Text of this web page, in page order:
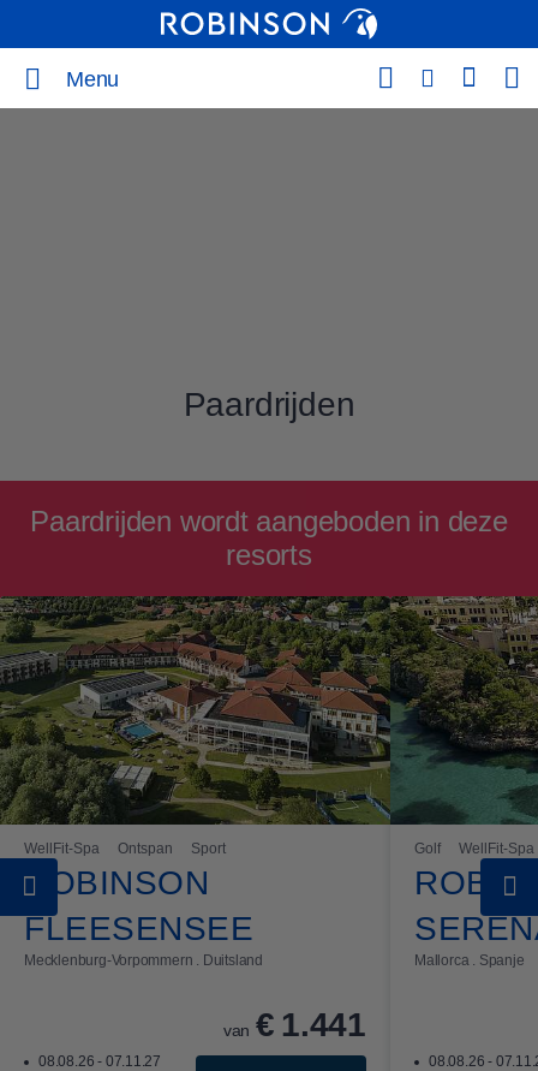
Menu
Paardrijden
Paardrijden wordt aangeboden in deze
resorts
WellFit-Spa Ontspan Sport
ROBINSON
FLEESENSEE
Mecklenburg-Vorpommern . Duitsland
08.08.26 - 07.11.27
van € 1.441
Golf WellFit-Spa
Mallorca . Spanje
08.08.26 -